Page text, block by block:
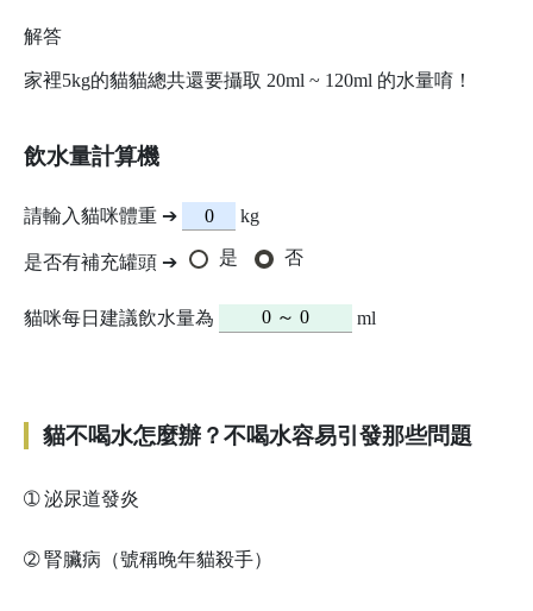
解答
家裡5kg的貓貓總共還要攝取 20ml ~ 120ml 的水量唷！
飲水量計算機
請輸入貓咪體重 ➔ kg
是否有補充罐頭 ➔ 是 否
請輸入罐頭重量 ➔ g
貓咪每日建議飲水量為 ml
貓不喝水怎麼辦？不喝水容易引發那些問題
➀泌尿道發炎
➁腎臟病（號稱晚年貓殺手）